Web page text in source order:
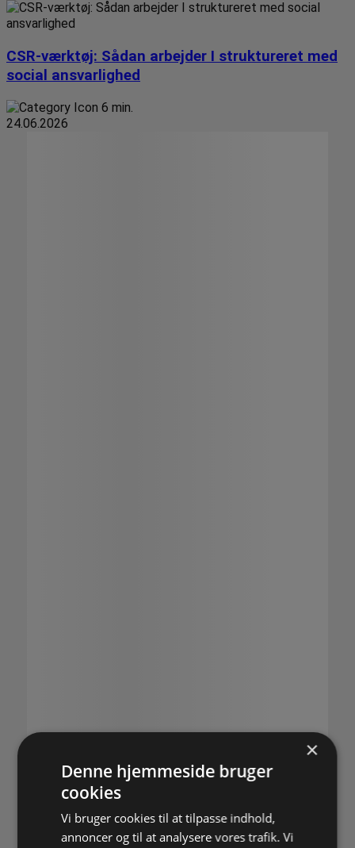
CSR-værktøj: Sådan arbejder I struktureret med
social ansvarlighed
6 min.
24.06.2026
×
Denne hjemmeside bruger
cookies
Vi bruger cookies til at tilpasse indhold,
annoncer og til at analysere vores trafik. Vi